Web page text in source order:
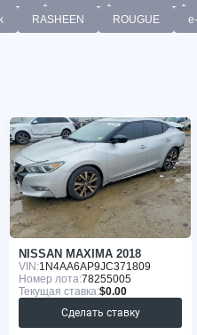
RASHEEN ROUGUE
NISSAN MAXIMA 2018
VIN:1N4AA6AP9JC371809
Номер лота:78255005
Текущая ставка:$0.00
Сделать ставку